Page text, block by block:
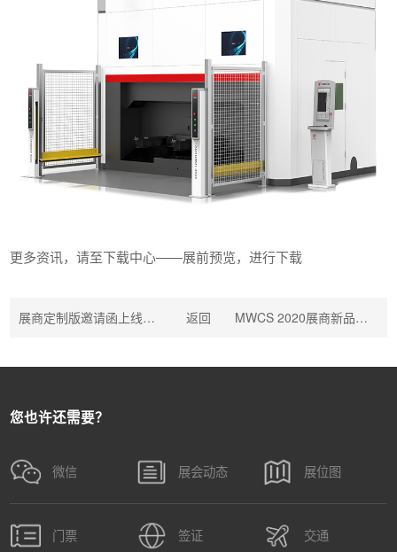
更多资讯，请至下载中心——展前预览，进行下载
展商定制版邀请函上线啦！邀观众，赢海量曝光机会～ 返回 MWCS 2020展商新品首发抢先看
您也许还需要？
微信 展会动态 展位图
门票 签证 交通